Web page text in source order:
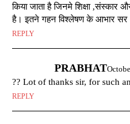
किया जाता है जिनमे शिक्षा ,संस्कार
है। इतने गहन विश्लेषण के आभार
REPLY
PRABHAT
?? Lot of thanks sir, for such
REPLY